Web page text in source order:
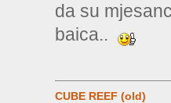
da su
baica..
CUBE REEF (old)